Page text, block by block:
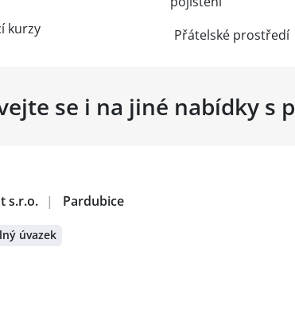
kurzy
Přátelské prostředí
se i na jiné nabídky s
s.r.o. | Pardubice
úvazek